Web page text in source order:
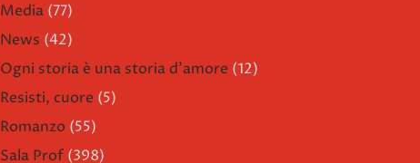
Media (77)
News (42)
Ogni storia è una storia d'amore (12)
Resisti, cuore (5)
Romanzo (55)
Sala Prof (398)